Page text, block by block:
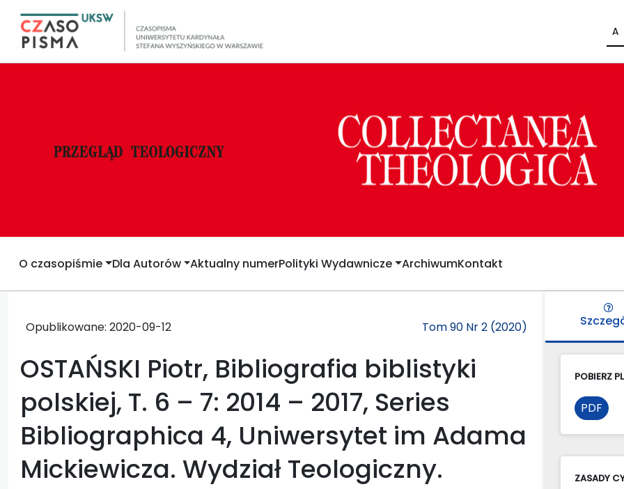
A
O czasopiśmie Dla Autorów Aktualny numerPolityki Wydawnicze ArchiwumKontakt
Opublikowane: 2020-09-12 Tom 90 Nr 2 (2020)
OSTAŃSKI Piotr, Bibliografia biblistyki
polskiej, T. 6 – 7: 2014 – 2017, Series
Bibliographica 4, Uniwersytet im Adama
Mickiewicza. Wydział Teologiczny.
POBIERZ
PDF
ZASADY